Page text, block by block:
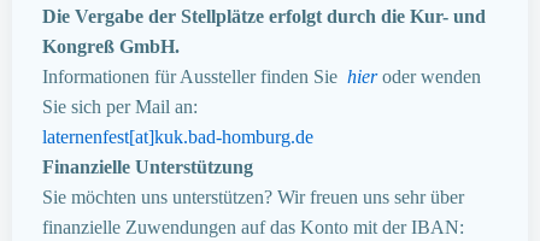
Die Vergabe der Stellplätze erfolgt durch die Kur- und
Kongreß GmbH.
Informationen für Aussteller finden Sie hieroder wenden
Sie sich per Mail an:
laternenfest[at]kuk.bad-homburg.de
Finanzielle Unterstützung
Sie möchten uns unterstützen? Wir freuen uns sehr über
finanzielle Zuwendungen auf das Konto mit der IBAN: